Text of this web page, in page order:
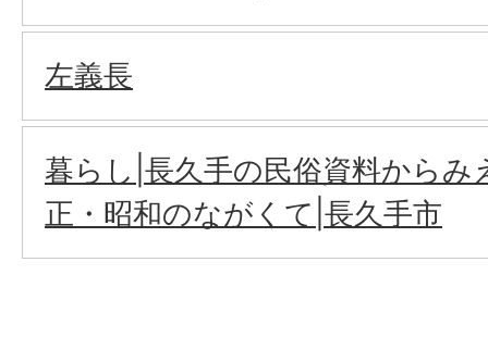
左義長
暮らし|長久手の民俗資料からみ
正・昭和のながくて|長久手市